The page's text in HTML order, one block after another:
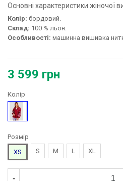
Основні характеристики жіночої
Колір: бордовий.
Склад: 100 % льон.
Особливості: машинна вишивка
3 599 грн
Колір
Бордовий
Розмір
XS
S M L XL
-